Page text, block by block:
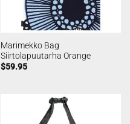
Marimekko Bag
Siirtolapuutarha Orange
$59.95